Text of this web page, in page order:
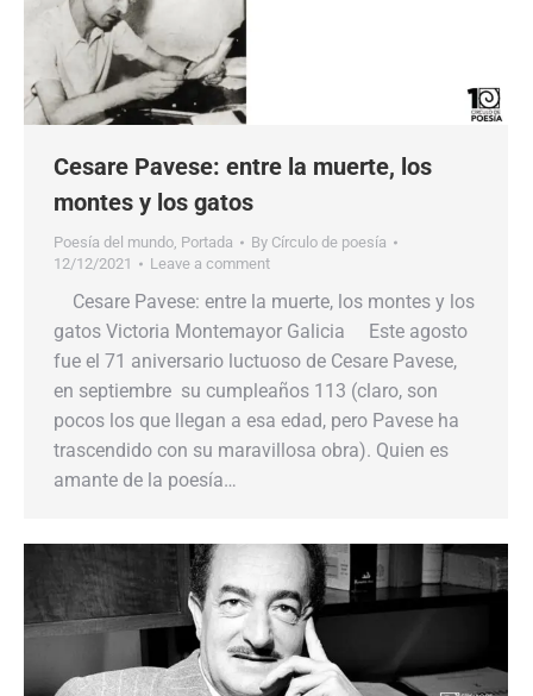
Cesare Pavese: entre la muerte, los
montes y los gatos
Poesía del mundo, Portada By Círculo de poesía
12/12/2021
Leave a comment
Cesare Pavese: entre la muerte, los montes y los
gatos Victoria Montemayor Galicia Este agosto
fue el 71 aniversario luctuoso de Cesare Pavese,
en septiembre su cumpleaños 113 (claro, son
pocos los que llegan a esa edad, pero Pavese ha
trascendido con su maravillosa obra). Quien es
amante de la poesía…